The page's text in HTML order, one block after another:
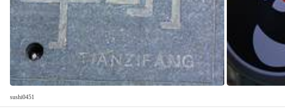
sushi0451